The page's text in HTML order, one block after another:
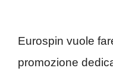
Eurospin vuole
promozione